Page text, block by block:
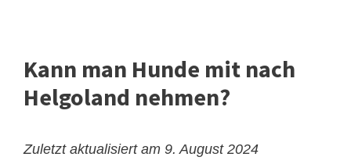
Kann man Hunde mit nach
Helgoland nehmen?
Zuletzt aktualisiert am 9. August 2024